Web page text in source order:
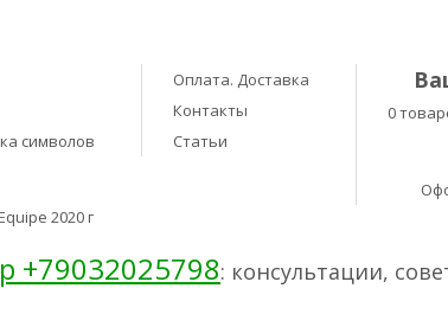
символов
Оплата. Доставка
Контакты
Статьи
0
2020 г
+79032025798: консультации,